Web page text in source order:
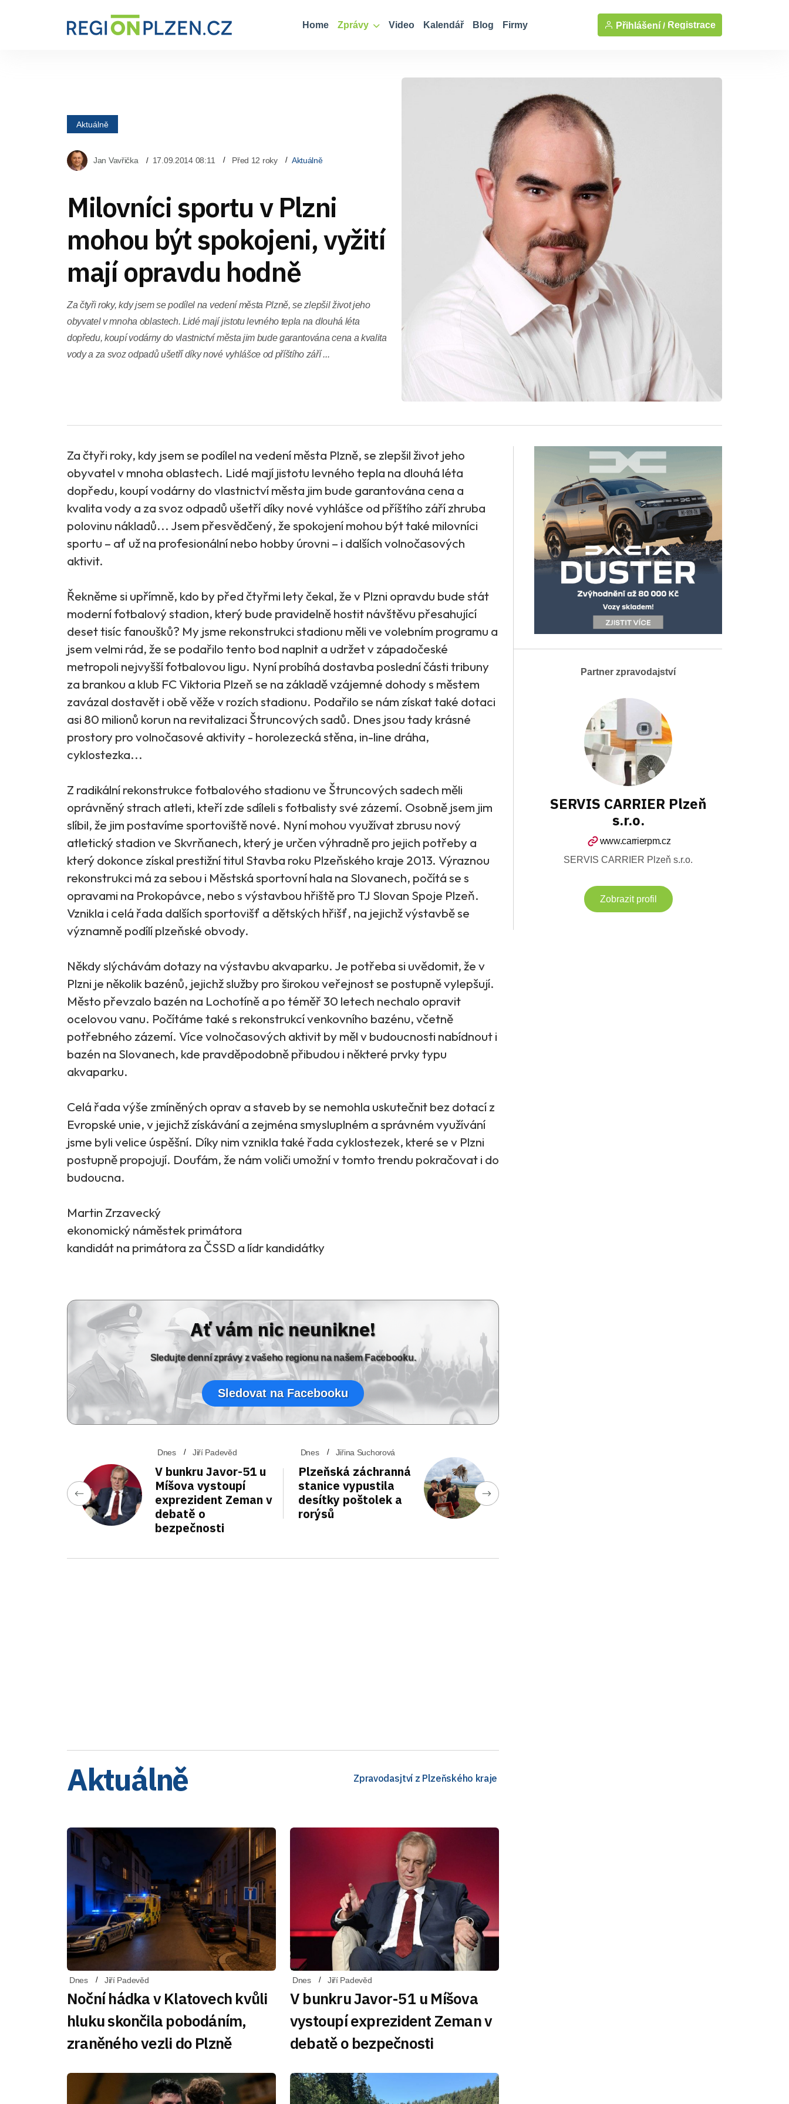
Home Zprávy Video Kalendář Blog Firmy Přihlášení / Registrace
Aktuálně
Jan Vavřička 17.09.2014 08:11 Před 12 roky Aktuálně
Milovníci sportu v Plzni
mohou být spokojeni, vyžití
mají opravdu hodně
Za čtyři roky, kdy jsem se podílel na vedení města Plzně, se zlepšil život jeho
obyvatel v mnoha oblastech. Lidé mají jistotu levného tepla na dlouhá léta
dopředu, koupí vodárny do vlastnictví města jim bude garantována cena a kvalita
vody a za svoz odpadů ušetří díky nové vyhlášce od příštího září ...
Za čtyři roky, kdy jsem se podílel na vedení města Plzně, se zlepšil život jeho
obyvatel v mnoha oblastech. Lidé mají jistotu levného tepla na dlouhá léta
dopředu, koupí vodárny do vlastnictví města jim bude garantována cena a
kvalita vody a za svoz odpadů ušetří díky nové vyhlášce od příštího září zhruba
polovinu nákladů... Jsem přesvědčený, že spokojení mohou být také milovníci
sportu – ať už na profesionální nebo hobby úrovni – i dalších volnočasových
aktivit.
Řekněme si upřímně, kdo by před čtyřmi lety čekal, že v Plzni opravdu bude stát
moderní fotbalový stadion, který bude pravidelně hostit návštěvu přesahující
deset tisíc fanoušků? My jsme rekonstrukci stadionu měli ve volebním programu a
jsem velmi rád, že se podařilo tento bod naplnit a udržet v západočeské
metropoli nejvyšší fotbalovou ligu. Nyní probíhá dostavba poslední části tribuny
za brankou a klub FC Viktoria Plzeň se na základě vzájemné dohody s městem
zavázal dostavět i obě věže v rozích stadionu. Podařilo se nám získat také dotaci
asi 80 milionů korun na revitalizaci Štruncových sadů. Dnes jsou tady krásné
prostory pro volnočasové aktivity - horolezecká stěna, in-line dráha,
cyklostezka...
Z radikální rekonstrukce fotbalového stadionu ve Štruncových sadech měli
oprávněný strach atleti, kteří zde sdíleli s fotbalisty své zázemí. Osobně jsem jim
slíbil, že jim postavíme sportoviště nové. Nyní mohou využívat zbrusu nový
atletický stadion ve Skvrňanech, který je určen výhradně pro jejich potřeby a
který dokonce získal prestižní titul Stavba roku Plzeňského kraje 2013. Výraznou
rekonstrukci má za sebou i Městská sportovní hala na Slovanech, počítá se s
opravami na Prokopávce, nebo s výstavbou hřiště pro TJ Slovan Spoje Plzeň.
Vznikla i celá řada dalších sportovišť a dětských hřišť, na jejichž výstavbě se
významně podílí plzeňské obvody.
Někdy slýchávám dotazy na výstavbu akvaparku. Je potřeba si uvědomit, že v
Plzni je několik bazénů, jejichž služby pro širokou veřejnost se postupně vylepšují.
Město převzalo bazén na Lochotíně a po téměř 30 letech nechalo opravit
ocelovou vanu. Počítáme také s rekonstrukcí venkovního bazénu, včetně
potřebného zázemí. Více volnočasových aktivit by měl v budoucnosti nabídnout i
bazén na Slovanech, kde pravděpodobně přibudou i některé prvky typu
akvaparku.
Celá řada výše zmíněných oprav a staveb by se nemohla uskutečnit bez dotací z
Evropské unie, v jejichž získávání a zejména smysluplném a správném využívání
jsme byli velice úspěšní. Díky nim vznikla také řada cyklostezek, které se v Plzni
postupně propojují. Doufám, že nám voliči umožní v tomto trendu pokračovat i do
budoucna.
Martin Zrzavecký
ekonomický náměstek primátora
kandidát na primátora za ČSSD a lídr kandidátky
Ať vám nic neunikne!
Sledujte denní zprávy z vašeho regionu na našem Facebooku.
Sledovat na Facebooku
Dnes Jiří Padevěd
V bunkru Javor-51 u
Míšova vystoupí
exprezident Zeman v
debatě o
bezpečnosti
Dnes Jiřina Suchorová
Plzeňská záchranná
stanice vypustila
desítky poštolek a
rorýsů
Aktuálně Zpravodasjtví z Plzeňského kraje
Dnes Jiří Padevěd
Noční hádka v Klatovech kvůli
hluku skončila pobodáním,
zraněného vezli do Plzně
Dnes Jiří Padevěd
V bunkru Javor-51 u Míšova
vystoupí exprezident Zeman v
debatě o bezpečnosti
Partner zpravodajství
SERVIS CARRIER Plzeň
s.r.o.
www.carrierpm.cz
SERVIS CARRIER Plzeň s.r.o.
Zobrazit profil